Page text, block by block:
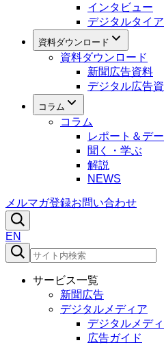
インタビュー
デジタルタイ
資料ダウンロード
資料ダウンロード
新聞広告資料
デジタル広告
コラム
コラム
レポート＆デ
聞く・学ぶ
解説
NEWS
メルマガ登録お問い合わせ
EN
サービス一覧
新聞広告
デジタルメディア
デジタルメデ
広告ガイド